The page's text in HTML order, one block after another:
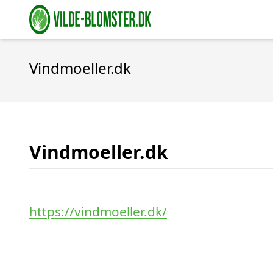
Vindmoeller.dk
Vindmoeller.dk
https://vindmoeller.dk/